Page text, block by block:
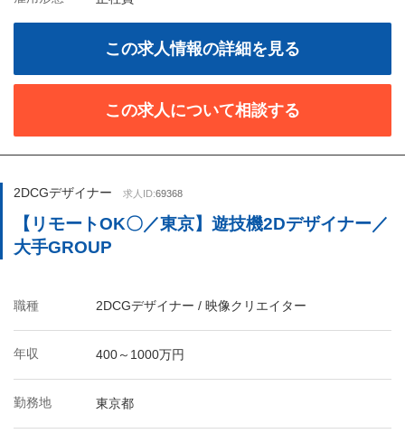
この求人情報の詳細を見る
この求人について相談する
2DCGデザイナー 求人ID:69368
【リモートOK〇／東京】遊技機2Dデザイナー／
大手GROUP
職種 2DCGデザイナー / 映像クリエイター
年収 400～1000万円
勤務地 東京都